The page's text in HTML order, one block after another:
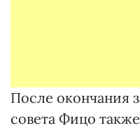
После окончания
совета Фицо также